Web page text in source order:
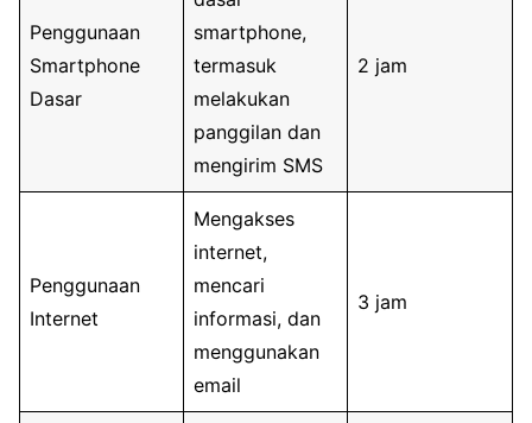
Penggunaan
Smartphone
Dasar
smartphone,
termasuk
melakukan
panggilan dan
mengirim SMS
2 jam
Penggunaan
Internet
Mengakses
internet,
mencari
informasi, dan
menggunakan
email
3 jam